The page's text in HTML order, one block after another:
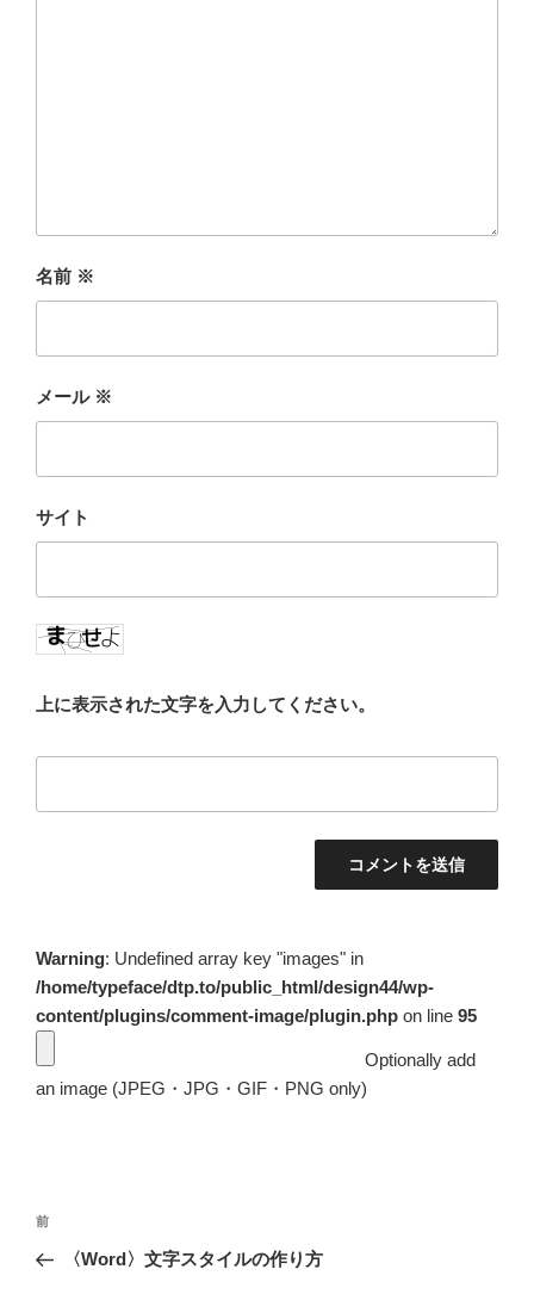
名前 ※
メール ※
サイト
上に表示された文字を入力してください。
Warning: Undefined array key "images" in
/home/typeface/dtp.to/public_html/design44/wp-
content/plugins/comment-image/plugin.php on line 95
Optionally add
an image (JPEG・JPG・GIF・PNG only)
投
ナ
前
の
前
〈Word〉文字スタイルの作り方